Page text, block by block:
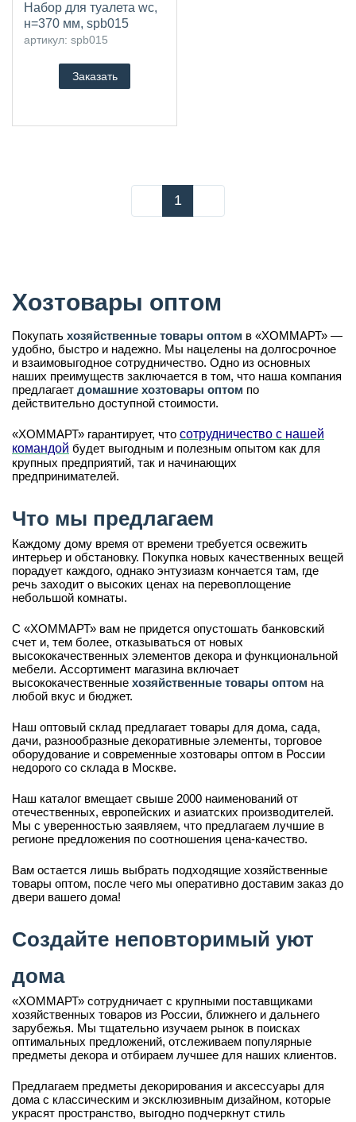
набор для туалета wc,
н=370 мм, spb015
артикул: spb015
Заказать
1
Хозтовары оптом
Покупать хозяйственные товары оптом в «ХОММАРТ» —
удобно, быстро и надежно. Мы нацелены на долгосрочное
и взаимовыгодное сотрудничество. Одно из основных
наших преимуществ заключается в том, что наша компания
предлагает домашние хозтовары оптом по
действительно доступной стоимости.
«ХОММАРТ» гарантирует, что сотрудничество с нашей
командой будет выгодным и полезным опытом как для
крупных предприятий, так и начинающих
предпринимателей.
Что мы предлагаем
Каждому дому время от времени требуется освежить
интерьер и обстановку. Покупка новых качественных вещей
порадует каждого, однако энтузиазм кончается там, где
речь заходит о высоких ценах на перевоплощение
небольшой комнаты.
С «ХОММАРТ» вам не придется опустошать банковский
счет и, тем более, отказываться от новых
высококачественных элементов декора и функциональной
мебели. Ассортимент магазина включает
высококачественные хозяйственные товары оптом на
любой вкус и бюджет.
Наш оптовый склад предлагает товары для дома, сада,
дачи, разнообразные декоративные элементы, торговое
оборудование и современные хозтовары оптом в России
недорого со склада в Москве.
Наш каталог вмещает свыше 2000 наименований от
отечественных, европейских и азиатских производителей.
Мы с уверенностью заявляем, что предлагаем лучшие в
регионе предложения по соотношения цена-качество.
Вам остается лишь выбрать подходящие хозяйственные
товары оптом, после чего мы оперативно доставим заказ до
двери вашего дома!
Создайте неповторимый уют
дома
«ХОММАРТ» сотрудничает с крупными поставщиками
хозяйственных товаров из России, ближнего и дальнего
зарубежья. Мы тщательно изучаем рынок в поисках
оптимальных предложений, отслеживаем популярные
предметы декора и отбираем лучшее для наших клиентов.
Предлагаем предметы декорирования и аксессуары для
дома с классическим и эксклюзивным дизайном, которые
украсят пространство, выгодно подчеркнут стиль